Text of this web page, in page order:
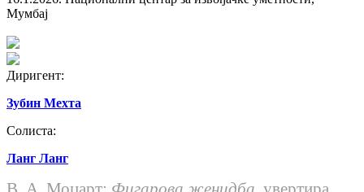
Мумбај
Диригент:
Зубин Мехта
Солиста:
Ланг Ланг